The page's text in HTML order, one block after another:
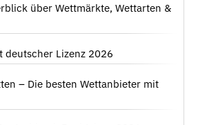
über Wettmärkte, Wettarten &
deutscher Lizenz 2026
– Die besten Wettanbieter mit